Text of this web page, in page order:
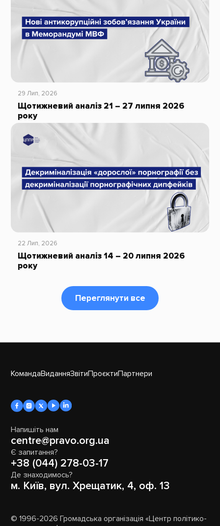
29 Лип, 2026
Щотижневий аналіз 21 – 27 липня 2026
року
22 Лип, 2026
Щотижневий аналіз 14 – 20 липня 2026
року
Переглянути все
КомандаВиданняЗвітиПроєктиПартнери
Напишіть нам
centre@pravo.org.ua
Є запитання?
+38 (044) 278-03-17
Де знаходимось?
м. Київ, вул. Хрещатик, 4, оф. 13
© 1996-2026 Громадська організація «Центр політико-